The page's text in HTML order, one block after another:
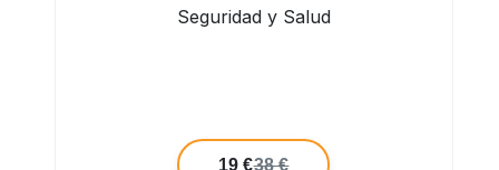
Seguridad y Salud
19 €38 €